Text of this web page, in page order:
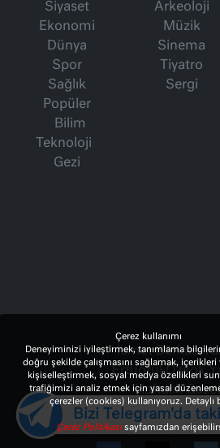
Siyaset
Ekonomi
Dünya
Spor
Sağlık
Popüler
Bilim
Teknoloji
Gezi
Arkeoloji
Müzik
Sinema
Tiyatro
Sergi
İsmet Berkan
Ertuğrul Özkök
Haftalık
Çerez kullanımı
Deneyiminizi iyileştirmek, tanımlama
doğru şekilde çalışmasını sağlamak, içerikleri
kişiselleştirmek, sosyal medya özellikleri
trafiğimizi analiz etmek için yasal
çerezler (cookies) kullanıyoruz. Detaylı
Çerez Politikasısayfamızdan
Bizi Telegram'da